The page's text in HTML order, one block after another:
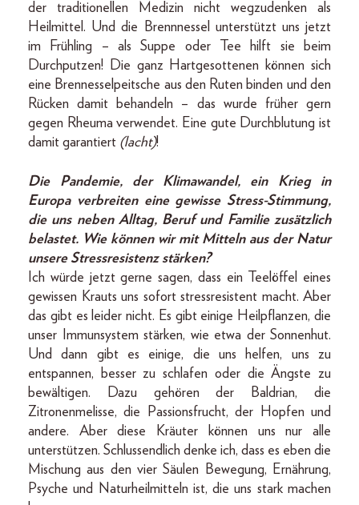
der traditionellen Medizin nicht wegzudenken als
Heilmittel. Und die Brennnessel unterstützt uns jetzt
im Frühling – als Suppe oder Tee hilft sie beim
Durchputzen! Die ganz Hartgesottenen können sich
eine Brennesselpeitsche aus den Ruten binden und den
Rücken damit behandeln – das wurde früher gern
gegen Rheuma verwendet. Eine gute Durchblutung ist
damit garantiert (lacht)!
Die Pandemie, der Klimawandel, ein Krieg in
Europa verbreiten eine gewisse Stress-Stimmung,
die uns neben Alltag, Beruf und Familie zusätzlich
belastet. Wie können wir mit Mitteln aus der Natur
unsere Stressresistenz stärken?
Ich würde jetzt gerne sagen, dass ein Teelöffel eines
gewissen Krauts uns sofort stressresistent macht. Aber
das gibt es leider nicht. Es gibt einige Heilpflanzen, die
unser Immunsystem stärken, wie etwa der Sonnenhut.
Und dann gibt es einige, die uns helfen, uns zu
entspannen, besser zu schlafen oder die Ängste zu
bewältigen. Dazu gehören der Baldrian, die
Zitronenmelisse, die Passionsfrucht, der Hopfen und
andere. Aber diese Kräuter können uns nur alle
unterstützen. Schluss­endlich denke ich, dass es eben die
Mischung aus den vier Säulen Bewegung, Ernährung,
Psyche und Naturheilmitteln ist, die uns stark machen